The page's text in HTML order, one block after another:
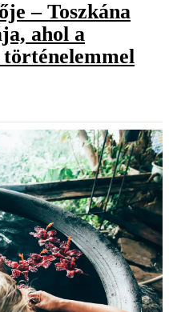
– Toszkána
ahol a